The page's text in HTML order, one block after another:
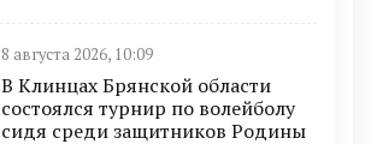
8 августа 2026, 10:09
В Клинцах Брянской области
состоялся турнир по волейболу
сидя среди защитников Родины